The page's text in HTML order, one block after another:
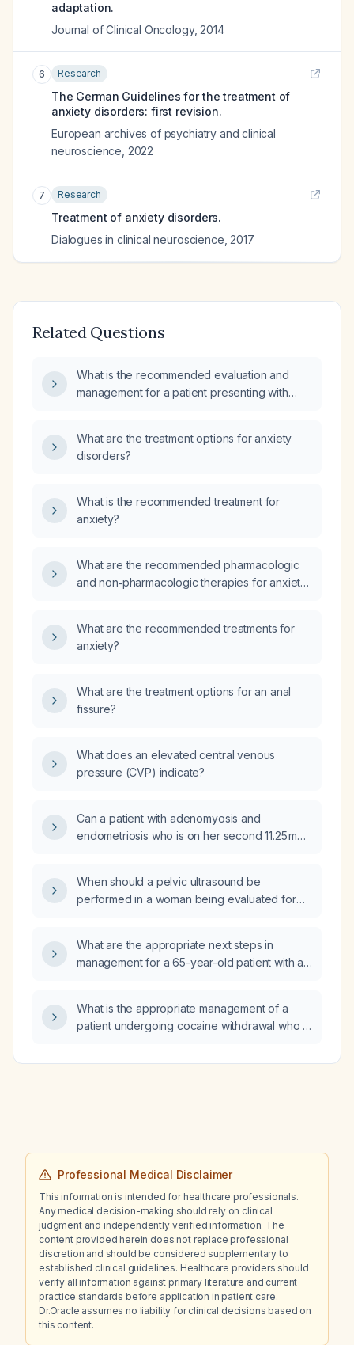
adaptation.
Journal of Clinical Oncology, 2014
6 Research
The German Guidelines for the treatment of
anxiety disorders: first revision.
European archives of psychiatry and clinical
neuroscience 2022
7 Research
Treatment of anxiety disorders.
Dialogues in clinical neuroscience 2017
Related Questions
What is the recommended evaluation and
management for a patient presenting with
What are the treatment options for anxiety
disorders?
What is the recommended treatment for
anxiety?
What are the recommended pharmacologic
and non‑pharmacologic therapies for anxiety
What are the recommended treatments for
anxiety?
What are the treatment options for an anal
fissure?
What does an elevated central venous
pressure (CVP) indicate?
Can a patient with adenomyosis and
endometriosis who is on her second 11.25 mg
down to dienogest?
When should a pelvic ultrasound be
performed in a woman being evaluated for
What are the appropriate next steps in
management for a 65-year-old patient with a
of 15%?
What is the appropriate management of a
patient undergoing cocaine withdrawal who is
direct oral anticoagulants?
Professional Medical Disclaimer
This information is intended for healthcare professionals.
Any medical decision-making should rely on clinical
judgment and independently verified information. The
content provided herein does not replace professional
discretion and should be considered supplementary to
established clinical guidelines. Healthcare providers should
verify all information against primary literature and current
practice standards before application in patient care.
Dr.Oracle assumes no liability for clinical decisions based on
this content.